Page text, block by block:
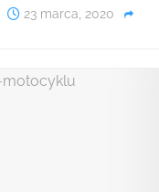
23 marca, 2020